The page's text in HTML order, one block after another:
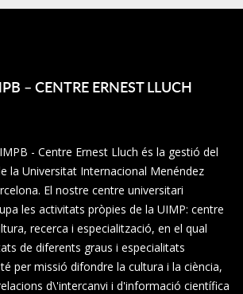
– CENTRE ERNEST LLUCH
- Centre Ernest Lluch és la gestió del
la Universitat Internacional Menéndez
El nostre centre universitari
les activitats pròpies de la UIMP: centre
recerca i especialització, en el qual
de diferents graus i especialitats
per missió difondre la cultura i la ciència,
d\'intercanvi i d'informació científica